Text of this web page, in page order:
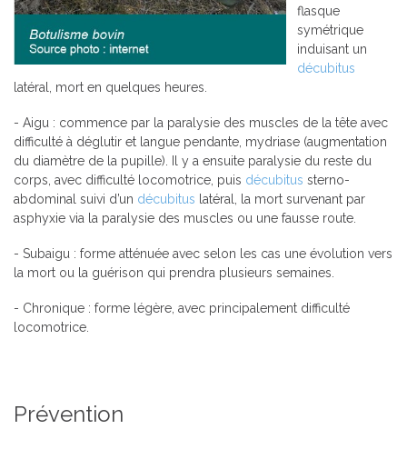
flasque
symétrique
induisant un
décubitus
latéral, mort en quelques heures.
- Aigu : commence par la paralysie des muscles de la tête avec
difficulté à déglutir et langue pendante, mydriase (augmentation
du diamètre de la pupille). Il y a ensuite paralysie du reste du
corps, avec difficulté locomotrice, puis décubitus sterno-
abdominal suivi d’un décubitus latéral, la mort survenant par
asphyxie via la paralysie des muscles ou une fausse route.
- Subaigu : forme atténuée avec selon les cas une évolution vers
la mort ou la guérison qui prendra plusieurs semaines.
- Chronique : forme légère, avec principalement difficulté
locomotrice.
Prévention